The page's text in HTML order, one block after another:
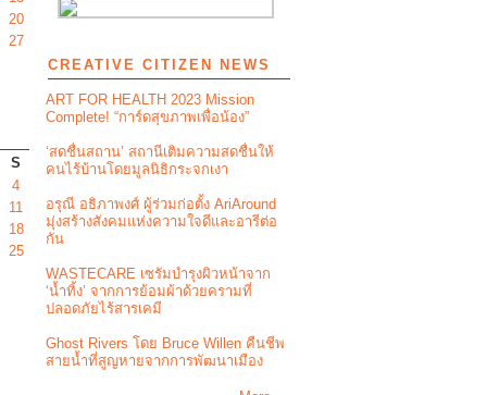
20
27
S
4
11
18
25
CREATIVE CITIZEN NEWS
ART FOR HEALTH 2023 Mission
Complete! “การ์ดสุขภาพเพื่อน้อง”
‘สดชื่นสถาน’ สถานีเติมความสดชื่นให้
คนไร้บ้านโดยมูลนิธิกระจกเงา
อรุณี อธิภาพงศ์ ผู้ร่วมก่อตั้ง AriAround
มุ่งสร้างสังคมแห่งความใจดีและอารีต่อ
กัน
WASTECARE เซรัมบำรุงผิวหน้าจาก
‘น้ำทิ้ง’ จากการย้อมผ้าด้วยครามที่
ปลอดภัยไร้สารเคมี
Ghost Rivers โดย Bruce Willen คืนชีพ
สายน้ำที่สูญหายจากการพัฒนาเมือง